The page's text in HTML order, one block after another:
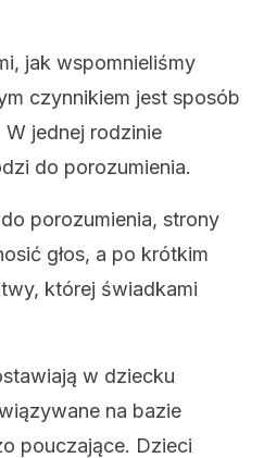
jak wspomnieliśmy
czynnikiem jest sposób
jednej rodzinie
do porozumienia.
porozumienia, strony
głos, a po krótkim
której świadkami
w dziecku
na bazie
pouczające. Dzieci